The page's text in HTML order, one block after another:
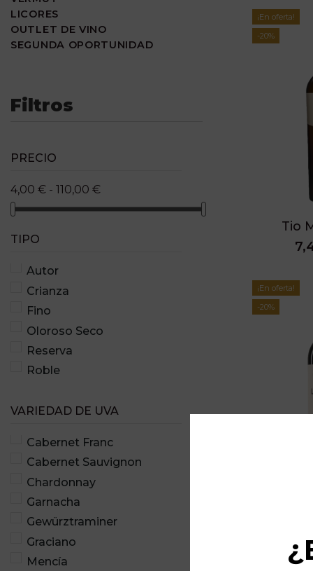
¡En oferta!
-20%
Tio
¡En oferta!
-20%
LICORES
OUTLET DE VINO
SEGUNDA OPORTUNIDAD
Filtros
PRECIO
4,00 € - 110,00 €
TIPO
Autor
Crianza
Fino
Oloroso Seco
Reserva
Roble
VARIEDAD DE UVA
Cabernet Franc
Cabernet Sauvignon
Chardonnay
Garnacha
Gewürztraminer
Graciano
Mencía